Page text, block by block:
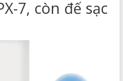
7, còn đế sạc